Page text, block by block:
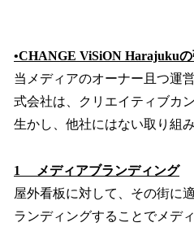
•CHANGE ViSiON Harajuku
当メディアのオーナー且つ運
式会社は、クリエイティブカ
生かし、他社にはない取り組
1 メディアブランディング
屋外看板に対して、その街に
ランディングすることでメデ